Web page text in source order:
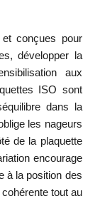
conçues pour
développer la
aux
ISO sont
dans la
les nageurs
de la plaquette
encourage
à la position des
tout au